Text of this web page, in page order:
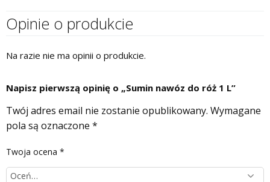
Opinie o produkcie
Na razie nie ma opinii o produkcie.
Napisz pierwszą opinię o „Sumin nawóz do róż 1 L”
Twój adres email nie zostanie opublikowany. Wymagane
pola są oznaczone *
Twoja ocena *